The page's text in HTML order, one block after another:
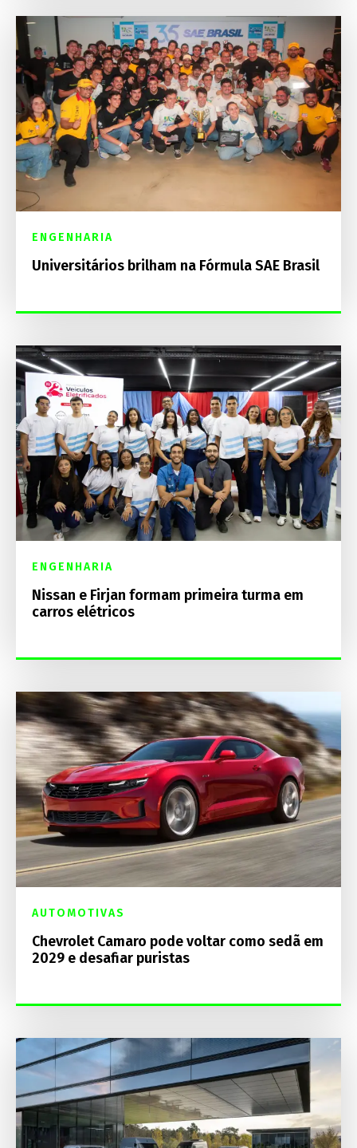
ENGENHARIA
Universitários brilham na Fórmula SAE Brasil
ENGENHARIA
Nissan e Firjan formam primeira turma em
carros elétricos
AUTOMOTIVAS
Chevrolet Camaro pode voltar como sedã em
2029 e desafiar puristas